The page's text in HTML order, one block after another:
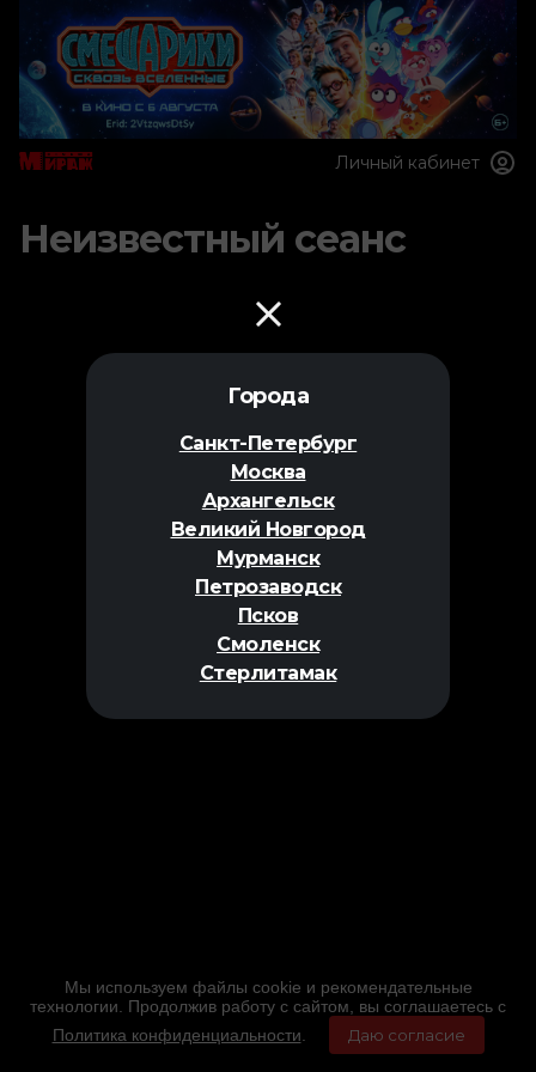
Города
Санкт-Петербург
Москва
Архангельск
Великий Новгород
Мурманск
Петрозаводск
Псков
Смоленск
Стерлитамак
Личный кабинет
Неизвестный сеанс
Мы используем файлы cookie и рекомендательные
технологии. Продолжив работу с сайтом, вы соглашаетесь с
Политика конфиденциальности
Даю согласие